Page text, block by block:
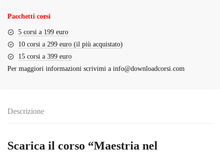
Pacchetti corsi
5 corsi a 199 euro
10 corsi a 299 euro (il più acquistato)
15 corsi a 399 euro
Per maggiori informazioni scrivimi a info@downloadcorsi.com
Descrizione
Scarica il corso “Maestria nel